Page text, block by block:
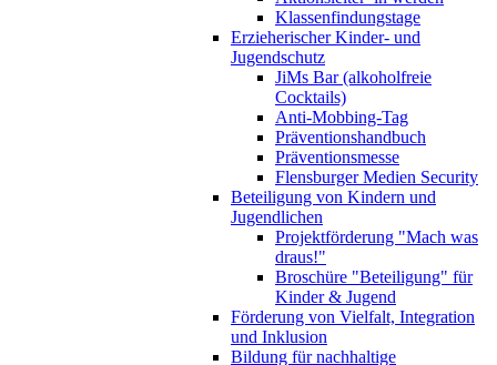
Klassenfindungstage
Erzieherischer Kinder- und
Jugendschutz
JiMs Bar (alkoholfreie
Cocktails)
Anti-Mobbing-Tag
Präventionshandbuch
Präventionsmesse
Flensburger Medien Security
Beteiligung von Kindern und
Jugendlichen
Projektförderung "Mach was
draus!"
Broschüre "Beteiligung" für
Kinder & Jugend
Förderung von Vielfalt, Integration
und Inklusion
Bildung für nachhaltige